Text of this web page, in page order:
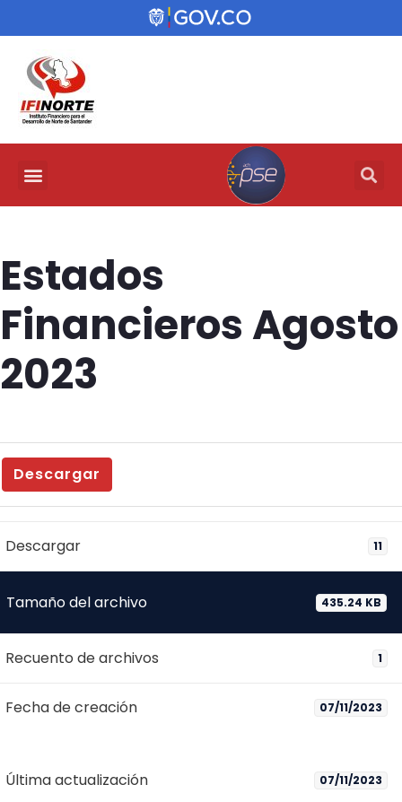
Estados
Financieros Agosto
2023
Descargar
Descargar 11
Tamaño del archivo 435.24 KB
Recuento de archivos 1
Fecha de creación 07/11/2023
Última actualización 07/11/2023